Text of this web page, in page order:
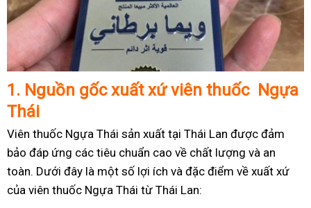
1. Nguồn gốc xuất xứ viên thuốc Ngựa
Thái
Viên thuốc Ngựa Thái sản xuất tại Thái Lan được đảm
bảo đáp ứng các tiêu chuẩn cao về chất lượng và an
toàn. Dưới đây là một số lợi ích và đặc điểm về xuất xứ
của viên thuốc Ngựa Thái từ Thái Lan: